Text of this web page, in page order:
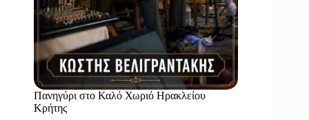
Πανηγύρι στο Καλό Χωριό Ηρακλείου
Κρήτης